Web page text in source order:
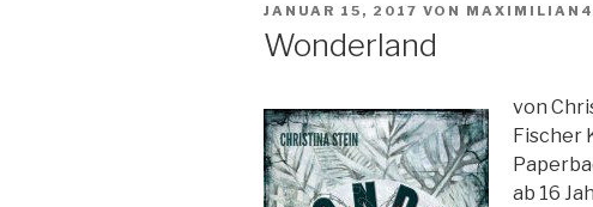
VERÖFFENTLICHT
JANUAR 15, 2017 VON MAXIMILIAN4
Wonderland
von
Fischer
ab 16